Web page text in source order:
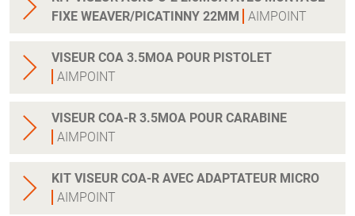
FIXE WEAVER/PICATINNY 22MM
AIMPOINT
VISEUR COA 3.5MOA POUR PISTOLET
AIMPOINT
VISEUR COA-R 3.5MOA POUR CARABINE
AIMPOINT
KIT VISEUR COA-R AVEC ADAPTATEUR MICRO
AIMPOINT